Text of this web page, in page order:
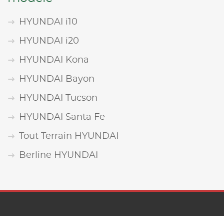
HYUNDAI i10
HYUNDAI i20
HYUNDAI Kona
HYUNDAI Bayon
HYUNDAI Tucson
HYUNDAI Santa Fe
Tout Terrain HYUNDAI
Berline HYUNDAI